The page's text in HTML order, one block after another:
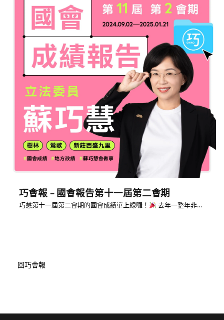
巧會報 – 國會報告第十一屆第二會期
巧慧第十一屆第二會期的國會成績單上線囉！ 去年一整年非…
回巧會報